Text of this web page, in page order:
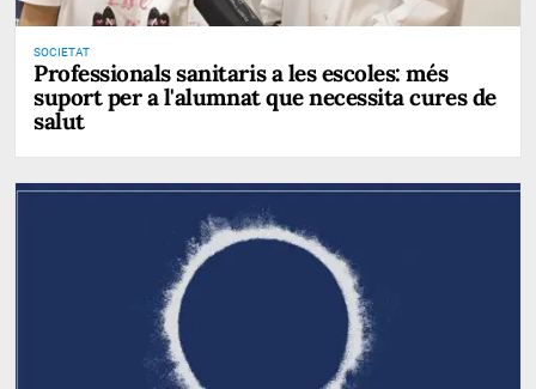
SOCIETAT
Professionals sanitaris a les escoles: més
suport per a l'alumnat que necessita cures de
salut